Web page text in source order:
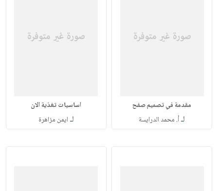
مقدمة في تصميم صفح
لـأ. محمد الدرايسة
اساسيات تغذية الان
لـ ايمن مزاهرة